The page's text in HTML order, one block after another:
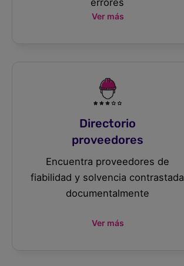
Ver más
Directorio
proveedores
Encuentra proveedores de
fiabilidad y solvencia contrastada
documentalmente
Ver más